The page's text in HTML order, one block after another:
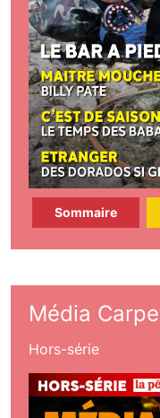
Sommaire
Média Carpe
Hors-série